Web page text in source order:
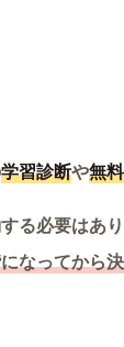
学習診断や無
る必要はあり
なってから